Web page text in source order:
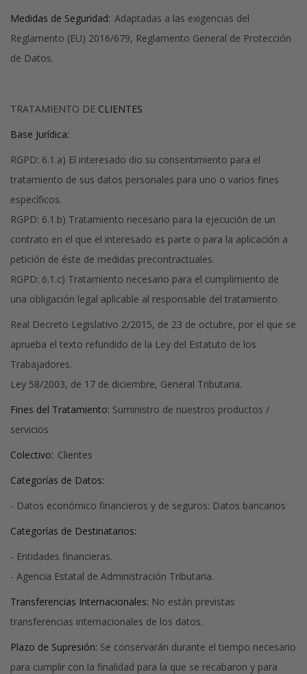
Medidas de Seguridad: Adaptadas a las exigencias del
Reglamento (EU) 2016/679, Reglamento General de Protección
de Datos.
TRATAMIENTO DE CLIENTES
Base Jurídica:
RGPD: 6.1.a) El interesado dio su consentimiento para el
tratamiento de sus datos personales para uno o varios fines
específicos.
RGPD: 6.1.b) Tratamiento necesario para la ejecución de un
contrato en el que el interesado es parte o para la aplicación a
petición de éste de medidas precontractuales.
RGPD: 6.1.c) Tratamiento necesario para el cumplimiento de
una obligación legal aplicable al responsable del tratamiento.
Real Decreto Legislativo 2/2015, de 23 de octubre, por el que se
aprueba el texto refundido de la Ley del Estatuto de los
Trabajadores.
Ley 58/2003, de 17 de diciembre, General Tributaria.
Fines del Tratamiento: Suministro de nuestros productos /
servicios
Colectivo: Clientes
Categorías de Datos:
- Datos económico financieros y de seguros: Datos bancarios
Categorías de Destinatarios:
- Entidades financieras.
- Agencia Estatal de Administración Tributaria.
Transferencias Internacionales: No están previstas
transferencias internacionales de los datos.
Plazo de Supresión: Se conservarán durante el tiempo necesario
para cumplir con la finalidad para la que se recabaron y para